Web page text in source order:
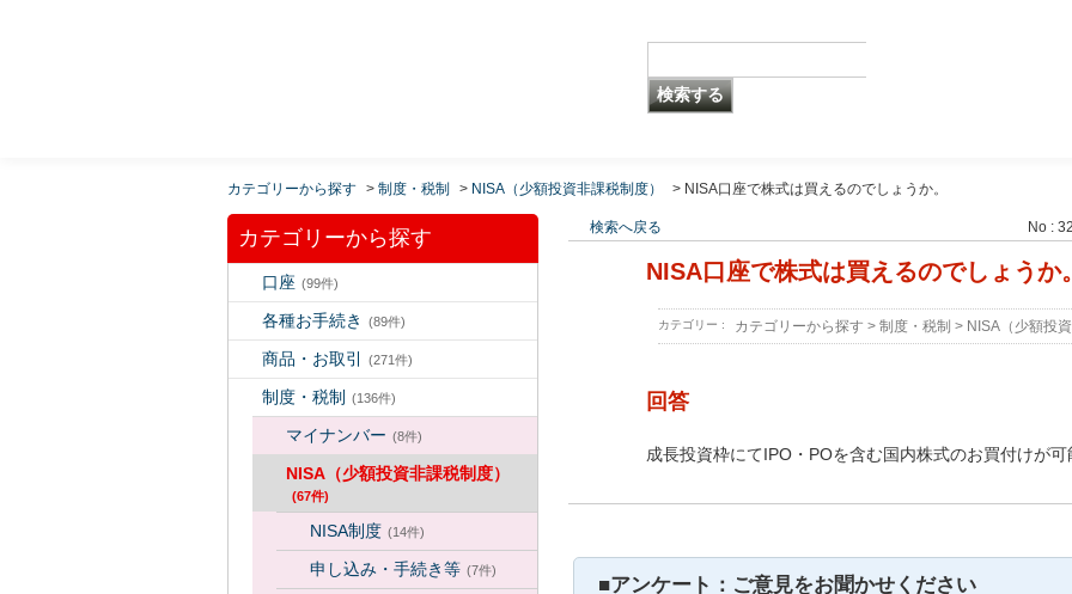
カテゴリーから探す > 制度・税制 > NISA（少額投資非課税制度） > NISA口座で株式は買えるのでしょうか。
カテゴリーから探す
口座 (99件)
各種お手続き (89件)
商品・お取引 (271件)
制度・税制 (136件)
マイナンバー (8件)
NISA（少額投資非課税制度）
(67件)
NISA制度 (14件)
申し込み・手続き等 (7件)
検索へ戻る No :
NISA口座で株式は買えるのでしょうか。
カテゴリー : カテゴリーから探す > 制度・税制 > NISA（少額投
回答
成長投資枠にてIPO・POを含む国内株式のお買付けが可
■アンケート：ご意見をお聞かせください